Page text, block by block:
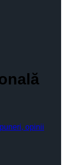
opinii